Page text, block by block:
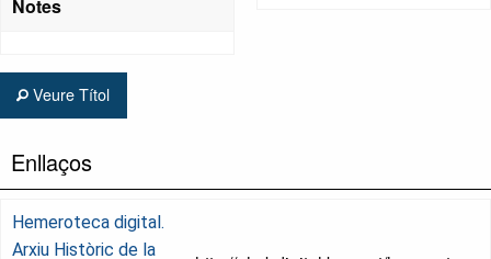
Notes
Veure Títol
Enllaços
Hemeroteca digital.
Arxiu Històric de la